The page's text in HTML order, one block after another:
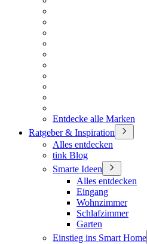
Entdecke alle Marken
Ratgeber & Inspiration
Alles entdecken
tink Blog
Smarte Ideen
Alles entdecken
Eingang
Wohnzimmer
Schlafzimmer
Garten
Einstieg ins Smart Home